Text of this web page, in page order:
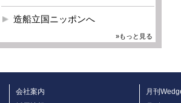
造船立国ニッポンへ
»もっと見る
会社案内
月刊